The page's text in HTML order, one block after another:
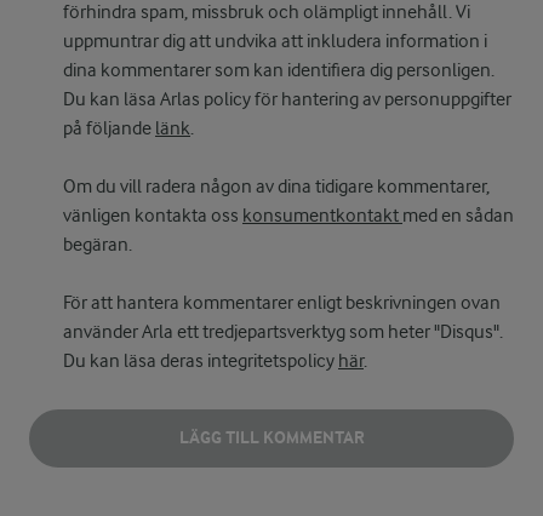
förhindra spam, missbruk och olämpligt innehåll. Vi
uppmuntrar dig att undvika att inkludera information i
dina kommentarer som kan identifiera dig personligen.
Du kan läsa Arlas policy för hantering av personuppgifter
på följande länk.
Om du vill radera någon av dina tidigare kommentarer,
vänligen kontakta oss konsumentkontakt med en sådan
begäran.
För att hantera kommentarer enligt beskrivningen ovan
använder Arla ett tredjepartsverktyg som heter "Disqus".
Du kan läsa deras integritetspolicy här.
LÄGG TILL KOMMENTAR